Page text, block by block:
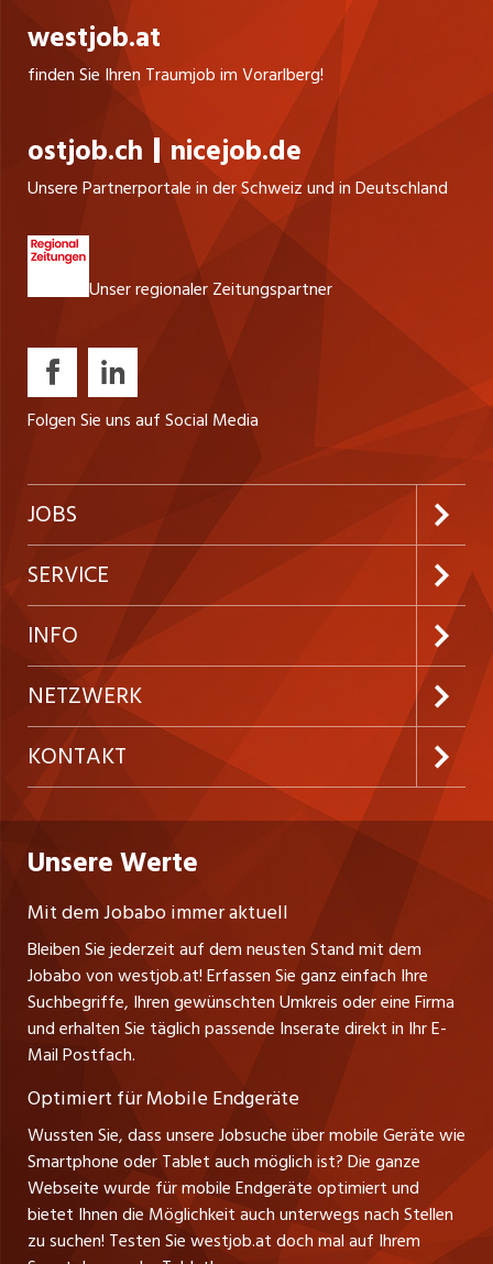
westjob.at
finden Sie Ihren Traumjob im Vorarlberg!
ostjob.ch nicejob.de
Unsere Partnerportale in der Schweiz und in Deutschland
Unser regionaler Zeitungspartner
Folgen Sie uns auf Social Media
JOBS
Jobabo abonnieren
Neue Stellen
Festanstellungen
Temporäre Jobs
Praktika
Lehrstellen
Führungspositionen
Management / Kader-Jobs
SERVICE
Kundenlogin
Inserieren
Firmen
Personalvermittler
INFO
Preise und Leistungen
AGB
Datenschutzerklärung
Impressum
NETZWERK
ostjob.ch
jobzüri.ch
jobmittelland.ch
jobbern.ch
jobbasel.ch
zentraljob.ch
myjob.ch
schaffu.ch (VS)
ajourjob.ch
KONTAKT
Gutenbergstrasse 1
A-6858 Schwarzach
Stefan Spötl
Tel. +43 664 39 47 47 7
Leiter westjob.at
Andrea Graf
Tel. +43 664 20 30 02 1
Verkauf und Beratung
Unsere Werte
Mit dem Jobabo immer aktuell
Bleiben Sie jederzeit auf dem neusten Stand mit dem
Jobabo von westjob.at! Erfassen Sie ganz einfach Ihre
Suchbegriffe, Ihren gewünschten Umkreis oder eine Firma
und erhalten Sie täglich passende Inserate direkt in Ihr E-
Mail Postfach.
Optimiert für Mobile Endgeräte
Wussten Sie, dass unsere Jobsuche über mobile Geräte wie
Smartphone oder Tablet auch möglich ist? Die ganze
Webseite wurde für mobile Endgeräte optimiert und
bietet Ihnen die Möglichkeit auch unterwegs nach Stellen
zu suchen! Testen Sie westjob.at doch mal auf Ihrem